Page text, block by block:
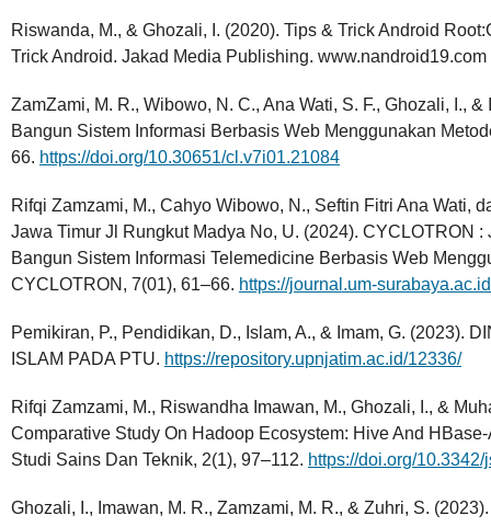
Riswanda, M., & Ghozali, I. (2020). Tips & Trick Android
Trick Android. Jakad Media Publishing. www.nandroid19.com
ZamZami, M. R., Wibowo, N. C., Ana Wati, S. F., Ghozali, I.,
Bangun Sistem Informasi Berbasis Web Menggunakan
66. https://doi.org/10.30651/cl.v7i01.21084
Rifqi Zamzami, M., Cahyo Wibowo, N., Seftin Fitri Ana Wati,
Jawa Timur Jl Rungkut Madya No, U. (2024). CYCLOTRON
Bangun Sistem Informasi Telemedicine Berbasis Web
CYCLOTRON, 7(01), 61–66. https://journal.um-
Pemikiran, P., Pendidikan, D., Islam, A., & Imam, G. (2023).
ISLAM PADA PTU. https://repository.upnjatim.ac.id/12336/
Rifqi Zamzami, M., Riswandha Imawan, M., Ghozali, I., &
Comparative Study On Hadoop Ecosystem: Hive And
Studi Sains Dan Teknik, 2(1), 97–112. https://doi.org/
Ghozali, I., Imawan, M. R., Zamzami, M. R., & Zuhri, S.